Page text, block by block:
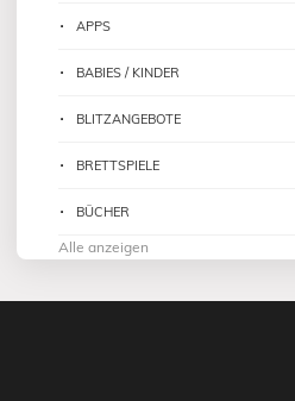
APPS
BABIES / KINDER
BLITZANGEBOTE
BRETTSPIELE
BÜCHER
Alle anzeigen